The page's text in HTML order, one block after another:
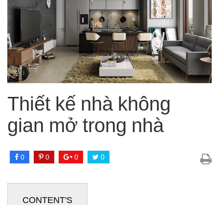
Thiết kế nhà không
gian mở trong nhà
0 0 0 0
CONTENT'S